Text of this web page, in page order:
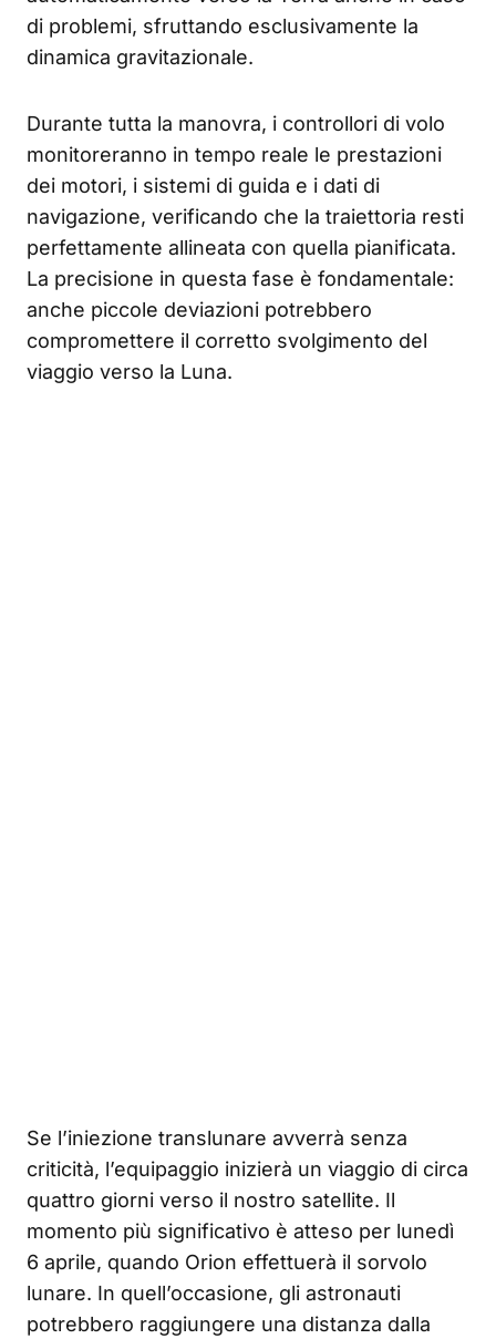
di problemi, sfruttando esclusivamente la
dinamica gravitazionale.
Durante tutta la manovra, i controllori di volo
monitoreranno in tempo reale le prestazioni
dei motori, i sistemi di guida e i dati di
navigazione, verificando che la traiettoria resti
perfettamente allineata con quella pianificata.
La precisione in questa fase è fondamentale:
anche piccole deviazioni potrebbero
compromettere il corretto svolgimento del
viaggio verso la Luna.
Se l’iniezione translunare avverrà senza
criticità, l’equipaggio inizierà un viaggio di circa
quattro giorni verso il nostro satellite. Il
momento più significativo è atteso per lunedì
6 aprile, quando Orion effettuerà il sorvolo
lunare. In quell’occasione, gli astronauti
potrebbero raggiungere una distanza dalla